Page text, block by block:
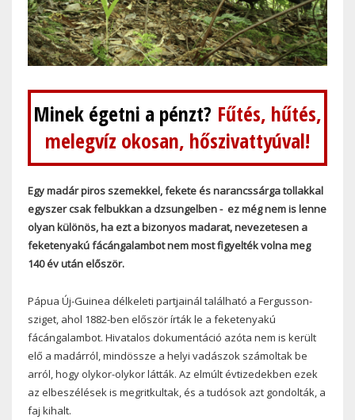
Minek égetni a pénzt? Fűtés, hűtés,
melegvíz okosan, hőszivattyúval!
Egy madár piros szemekkel, fekete és narancssárga tollakkal
egyszer csak felbukkan a dzsungelben - ez még nem is lenne
olyan különös, ha ezt a bizonyos madarat, nevezetesen a
feketenyakú fácángalambot nem most figyelték volna meg
140 év után először.
Pápua Új-Guinea délkeleti partjainál található a Fergusson-
sziget, ahol 1882-ben először írták le a feketenyakú
fácángalambot. Hivatalos dokumentáció azóta nem is került
elő a madárról, mindössze a helyi vadászok számoltak be
arról, hogy olykor-olykor látták. Az elmúlt évtizedekben ezek
az elbeszélések is megritkultak, és a tudósok azt gondolták, a
faj kihalt.